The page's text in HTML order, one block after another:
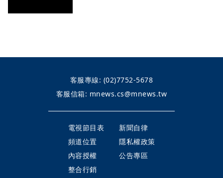
客服專線: (02)7752-5678
客服信箱: mnews.cs@mnews.tw
電視節目表
新聞自律
頻道位置
隱私權政策
內容授權
公告專區
整合行銷